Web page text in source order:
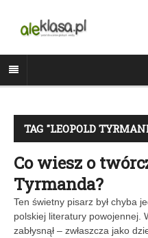
TAG "LEOPOLD
Co wiesz o
Tyrmanda?
Ten świetny pisarz był chyba
polskiej literatury powojennej.
zabłysnął – zwłaszcza jako